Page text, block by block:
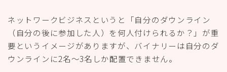
ネットワークビジネスというと「自分のダウンライン
（自分の後に参加した人）を何人付けられるか？」が重
要というイメージがありますが、バイナリーは自分のダ
ウンラインに2名～3名しか配置できません。